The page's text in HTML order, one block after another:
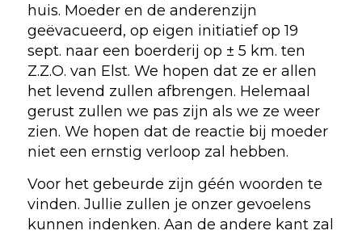
huis. Moeder en de anderenzijn
geëvacueerd, op eigen initiatief op 19
sept. naar een boerderij op ± 5 km. ten
Z.Z.O. van Elst. We hopen dat ze er allen
het levend zullen afbrengen. Helemaal
gerust zullen we pas zijn als we ze weer
zien. We hopen dat de reactie bij moeder
niet een ernstig verloop zal hebben.
Voor het gebeurde zijn géén woorden te
vinden. Jullie zullen je onzer gevoelens
kunnen indenken. Aan de andere kant zal